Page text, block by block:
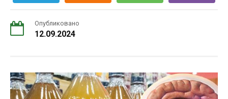
Опубликовано
12.09.2024